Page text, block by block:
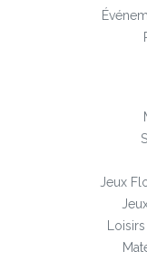
Jeux